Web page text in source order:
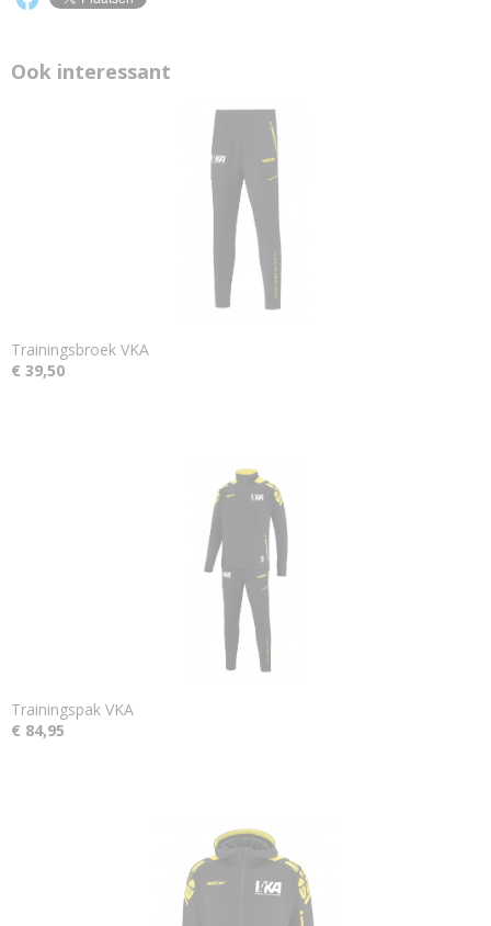
Ook interessant
Trainingsbroek VKA
€ 39,50
Trainingspak VKA
€ 84,95